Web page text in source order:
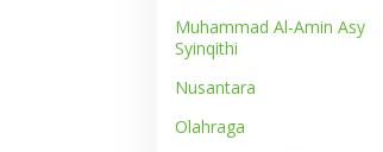
Muhammad Al-Amin Asy
Syinqithi
Nusantara
Olahraga